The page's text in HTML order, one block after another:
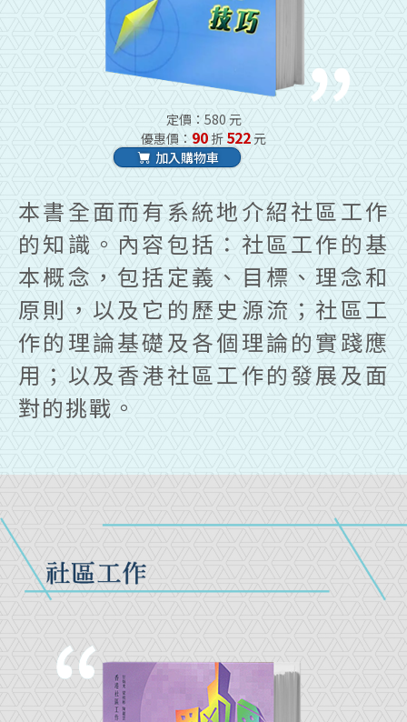
定價：580 元
優惠價： 90 折 522 元
加入購物車
本書全面而有系統地介紹社區工作
的知識。內容包括：社區工作的基
本概念，包括定義、目標、理念和
原則，以及它的歷史源流；社區工
作的理論基礎及各個理論的實踐應
用；以及香港社區工作的發展及面
對的挑戰。